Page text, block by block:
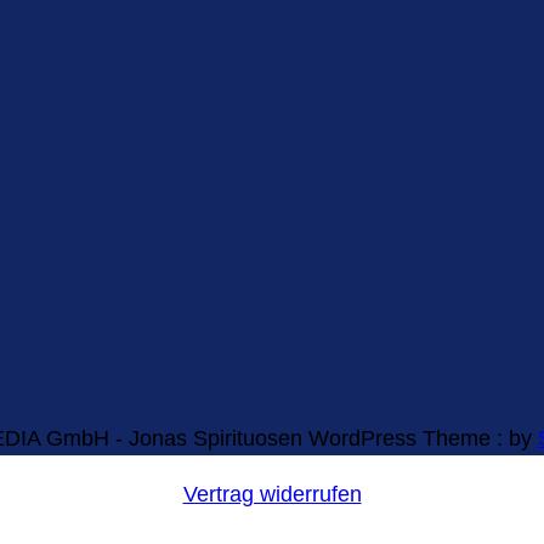
GmbH - Jonas Spirituosen WordPress Theme : by
Vertrag widerrufen